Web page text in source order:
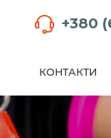
+380
КОНТАКТИ